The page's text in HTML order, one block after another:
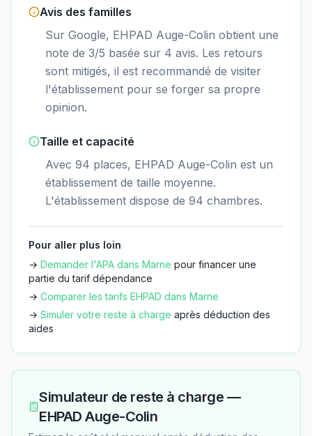
Avis des familles
Sur Google, EHPAD Auge-Colin obtient une
note de 3/5 basée sur 4 avis. Les retours
sont mitigés, il est recommandé de visiter
l'établissement pour se forger sa propre
opinion.
Taille et capacité
Avec 94 places, EHPAD Auge-Colin est un
établissement de taille moyenne.
L'établissement dispose de 94 chambres.
Pour aller plus loin
→ Demander l'APA dans Marne pour financer une
partie du tarif dépendance
→ Comparer les tarifs EHPAD dans Marne
→ Simuler votre reste à charge après déduction des
aides
Simulateur de reste à charge —
EHPAD Auge-Colin